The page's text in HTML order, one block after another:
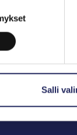
Salli